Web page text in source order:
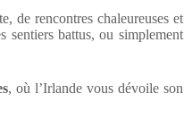
de rencontres chaleureuses et
sentiers battus, ou simplement
, où l’Irlande vous dévoile son